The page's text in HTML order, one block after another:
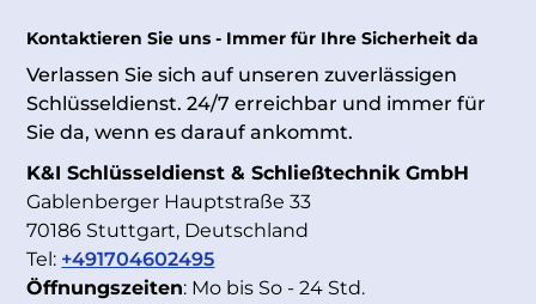
Kontaktieren Sie uns - Immer für Ihre Sicherheit da
Verlassen Sie sich auf unseren zuverlässigen
Schlüsseldienst. 24/7 erreichbar und immer für
Sie da, wenn es darauf ankommt.
K&I Schlüsseldienst & Schließtechnik GmbH
Gablenberger Hauptstraße 33
70186 Stuttgart, Deutschland
Tel: +491704602495
Öffnungszeiten: Mo bis So - 24 Std.